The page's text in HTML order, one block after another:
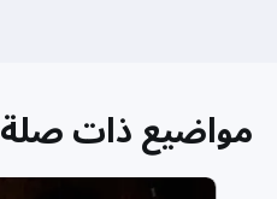
مواضيع ذات صلة